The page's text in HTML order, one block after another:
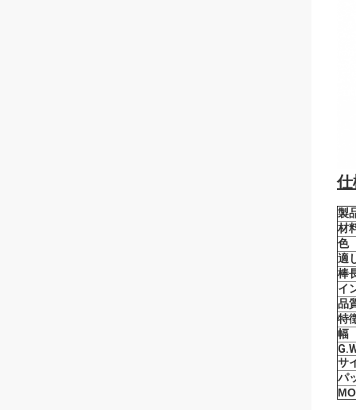
仕
製
材
色
適
棒
イ
品
特
幅
サ
パ